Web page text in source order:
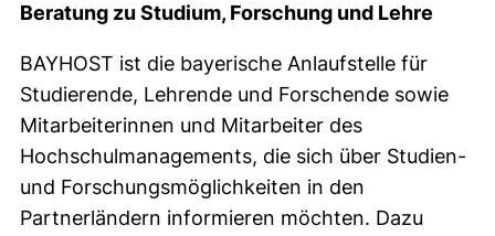
Beratung zu Studium, Forschung und Lehre
BAYHOST ist die bayerische Anlaufstelle für
Studierende, Lehrende und Forschende sowie
Mitarbeiterinnen und Mitarbeiter des
Hochschulmanagements, die sich über Studien-
und Forschungsmöglichkeiten in den
Partnerländern informieren möchten. Dazu